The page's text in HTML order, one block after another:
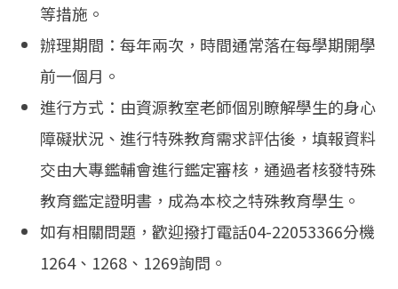
等措施。
辦理期間：每年兩次，時間通常落在每學期開學
前一個月。
進行方式：由資源教室老師個別瞭解學生的身心
障礙狀況、進行特殊教育需求評估後，填報資料
交由大專鑑輔會進行鑑定審核，通過者核發特殊
教育鑑定證明書，成為本校之特殊教育學生。
如有相關問題，歡迎撥打電話04-22053366分機
1264、1268、1269詢問。